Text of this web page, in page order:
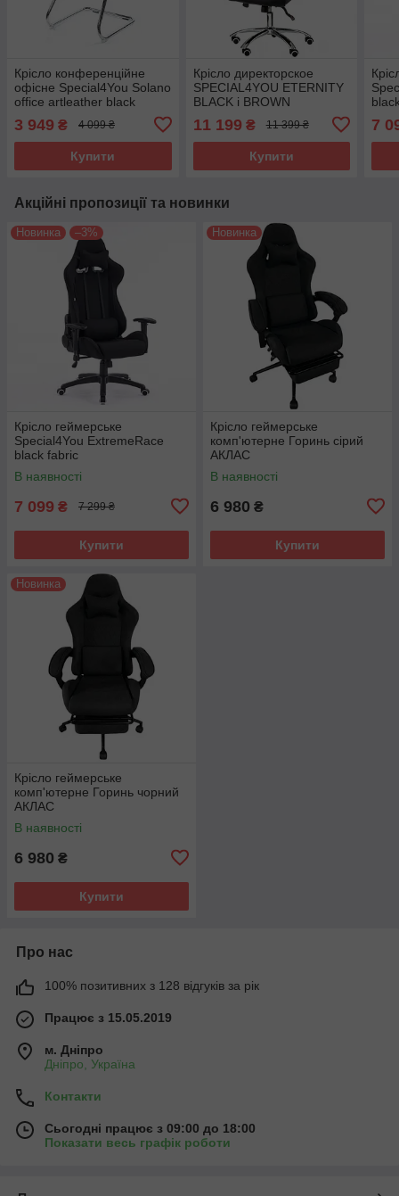
Крісло конференційне
офісне Special4You Solano
office artleather black
3 949 ₴ 4 099 ₴
Купити
Крісло директорское
SPECIAL4YOU ETERNITY
BLACK і BROWN
11 199 ₴ 11 399 ₴
Купити
7
Акційні пропозиції та новинки
Новинка –3%
Крісло геймерське
Special4You ExtremeRace
black fabric
В наявності
7 099 ₴ 7 299 ₴
Купити
Новинка
Крісло геймерське
комп'ютерне Горинь сірий
АКЛАС
В наявності
6 980 ₴
Купити
Новинка
Крісло геймерське
комп'ютерне Горинь чорний
АКЛАС
В наявності
6 980 ₴
Купити
Про нас
100% позитивних з 128 відгуків за рік
Працює з 15.05.2019
м. Дніпро
Дніпро, Україна
Контакти
Сьогодні працює з 09:00 до 18:00
Показати весь графік роботи